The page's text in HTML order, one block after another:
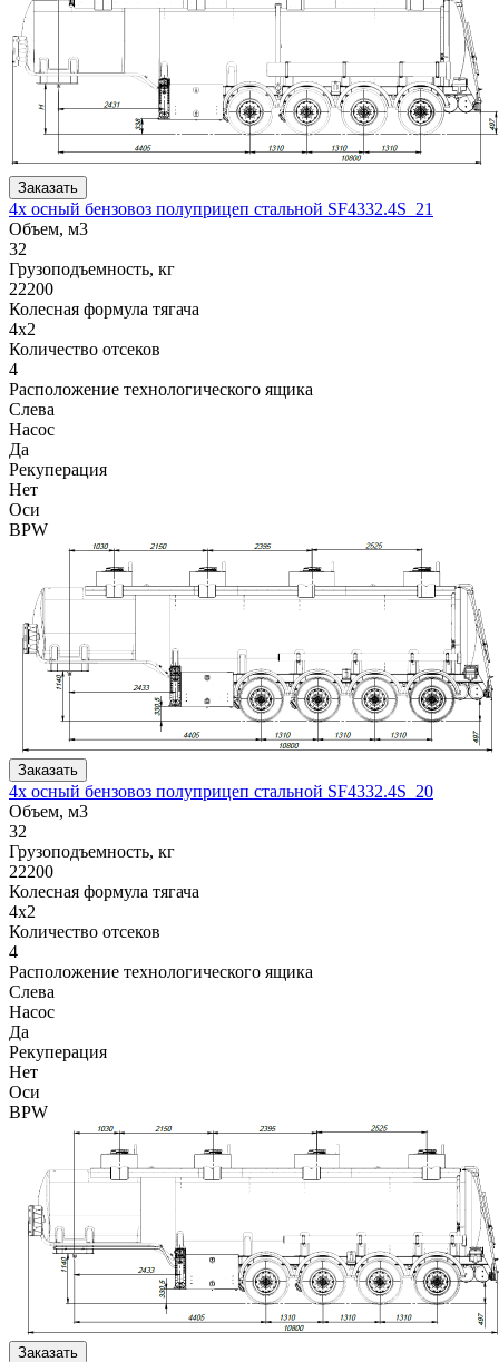
Заказать
4х осный бензовоз полуприцеп стальной SF4332.4S_21
Объем, м3
32
Грузоподъемность, кг
22200
Колесная формула тягача
4x2
Количество отсеков
4
Расположение технологического ящика
Слева
Насос
Да
Рекуперация
Нет
Оси
BPW
Заказать
4х осный бензовоз полуприцеп стальной SF4332.4S_20
Объем, м3
32
Грузоподъемность, кг
22200
Колесная формула тягача
4x2
Количество отсеков
4
Расположение технологического ящика
Слева
Насос
Да
Рекуперация
Нет
Оси
BPW
Заказать